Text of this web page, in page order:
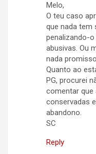
Melo,
O teu caso
que nada
penalizando-
abusivas. Ou
nada
Quanto ao
PG, procurei
comentar que
conservadas
abandono.
SC
Reply